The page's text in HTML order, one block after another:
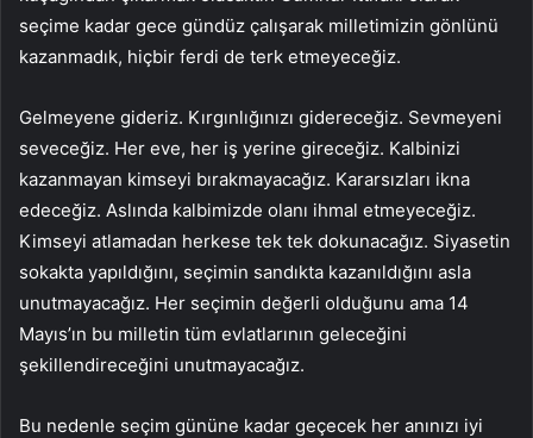
seçime kadar gece gündüz çalışarak milletimizin gönlünü
kazanmadık, hiçbir ferdi de terk etmeyeceğiz.
Gelmeyene gideriz. Kırgınlığınızı gidereceğiz. Sevmeyeni
seveceğiz. Her eve, her iş yerine gireceğiz. Kalbinizi
kazanmayan kimseyi bırakmayacağız. Kararsızları ikna
edeceğiz. Aslında kalbimizde olanı ihmal etmeyeceğiz.
Kimseyi atlamadan herkese tek tek dokunacağız. Siyasetin
sokakta yapıldığını, seçimin sandıkta kazanıldığını asla
unutmayacağız. Her seçimin değerli olduğunu ama 14
Mayıs’ın bu milletin tüm evlatlarının geleceğini
şekillendireceğini unutmayacağız.
Bu nedenle seçim gününe kadar geçecek her anınızı iyi